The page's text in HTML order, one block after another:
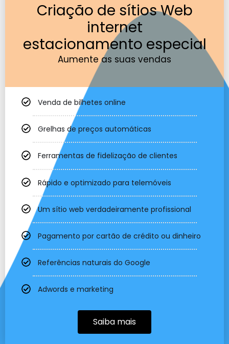
Criação de sítios Web
internet
estacionamento especial
Aumente as suas vendas
Venda de bilhetes online
Grelhas de preços automáticas
Ferramentas de fidelização de clientes
Rápido e optimizado para telemóveis
Um sítio web verdadeiramente profissional
Pagamento por cartão de crédito ou dinheiro
Referências naturais do Google
Adwords e marketing
Saiba mais